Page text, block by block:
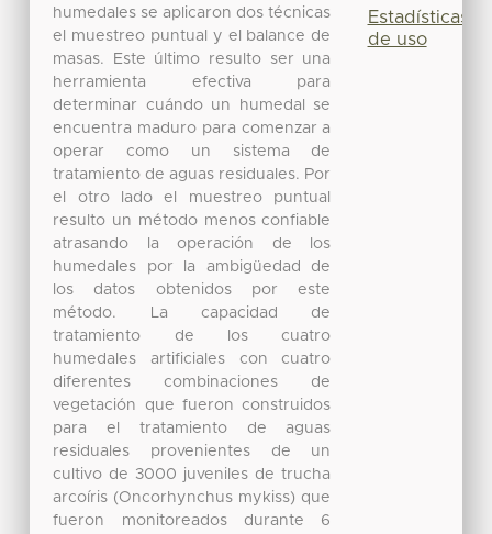
humedales se aplicaron dos técnicas
el muestreo puntual y el balance de
masas. Este último resulto ser una
herramienta efectiva para
determinar cuándo un humedal se
encuentra maduro para comenzar a
operar como un sistema de
tratamiento de aguas residuales. Por
el otro lado el muestreo puntual
resulto un método menos confiable
atrasando la operación de los
humedales por la ambigüedad de
los datos obtenidos por este
método. La capacidad de
tratamiento de los cuatro
humedales artificiales con cuatro
diferentes combinaciones de
vegetación que fueron construidos
para el tratamiento de aguas
residuales provenientes de un
cultivo de 3000 juveniles de trucha
arcoíris (Oncorhynchus mykiss) que
fueron monitoreados durante 6
Estadísticas
de uso